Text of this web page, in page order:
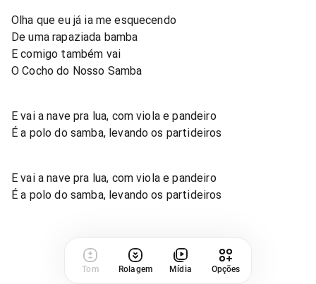
Olha que eu já ia me esquecendo
De uma rapaziada bamba
E comigo também vai
O Cocho do Nosso Samba
E vai a nave pra lua, com viola e pandeiro
É a polo do samba, levando os partideiros
E vai a nave pra lua, com viola e pandeiro
É a polo do samba, levando os partideiros
Tom Rolagem Mídia Opções